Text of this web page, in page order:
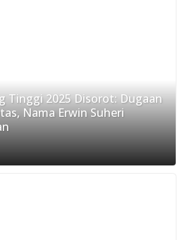
Tinggi 2025 Disorot: Dugaan
Nama Erwin Suheri